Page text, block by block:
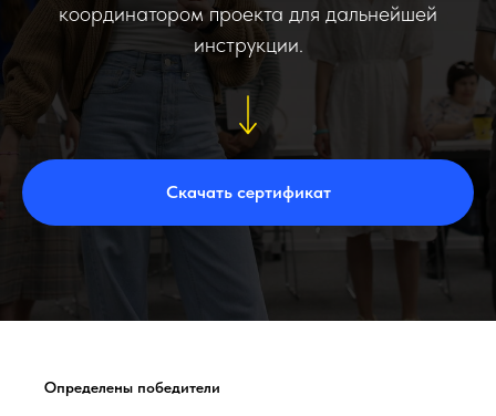
координатором проекта для дальнейшей
инструкции.
Скачать сертификат
Определены победители